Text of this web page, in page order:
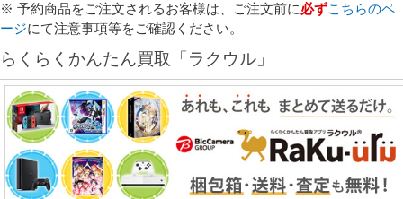
※ 予約商品をご注文されるお客様は、ご注文前に必ずこちらのペ
ージにて注意事項等をご確認ください。
らくらくかんたん買取「ラクウル」